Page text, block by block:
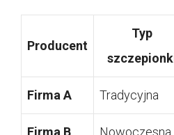
Producent
Typ
Firma A Tradycyjna
Firma B Nowoczesna